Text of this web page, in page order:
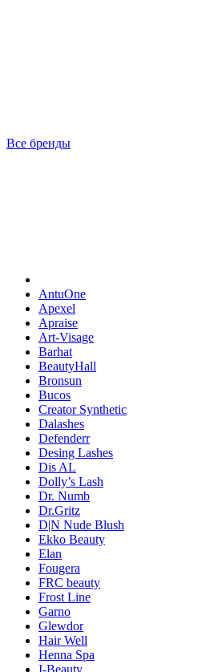
Все бренды
AntuOne
Apexel
Apraise
Art-Visage
Barhat
BeautyHall
Bronsun
Bucos
Creator Synthetic
Dalashes
Defenderr
Desing Lashes
Dis AL
Dolly’s Lash
Dr. Numb
Dr.Gritz
D|N Nude Blush
Ekko Beauty
Elan
Fougera
FRC beauty
Frost Line
Garno
Glewdor
Hair Well
Henna Spa
I-Beauty